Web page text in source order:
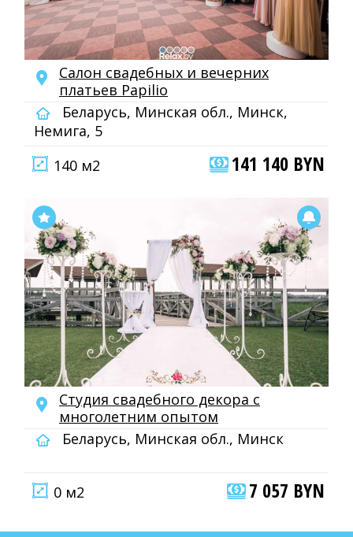
Салон свадебных и вечерних
платьев Papilio
Беларусь, Минская обл., Минск,
Немига, 5
140 м2
141 140 BYN
Студия свадебного декора с
многолетним опытом
Беларусь, Минская обл., Минск
0 м2 7 057 BYN